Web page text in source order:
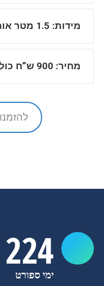
מידות: 1.5 מטר אורך.
מחיר: 900 ש”ח כולל מע”מ
224
ימי ספורט